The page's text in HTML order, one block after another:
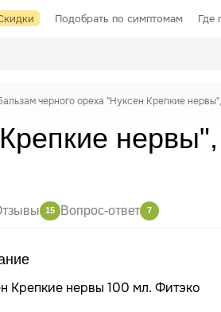
Подобрать по симптомам Где
черного ореха "Нуксен Крепкие
15 Вопрос-ответ 7
Крепкие нервы 100 мл. Фитэко